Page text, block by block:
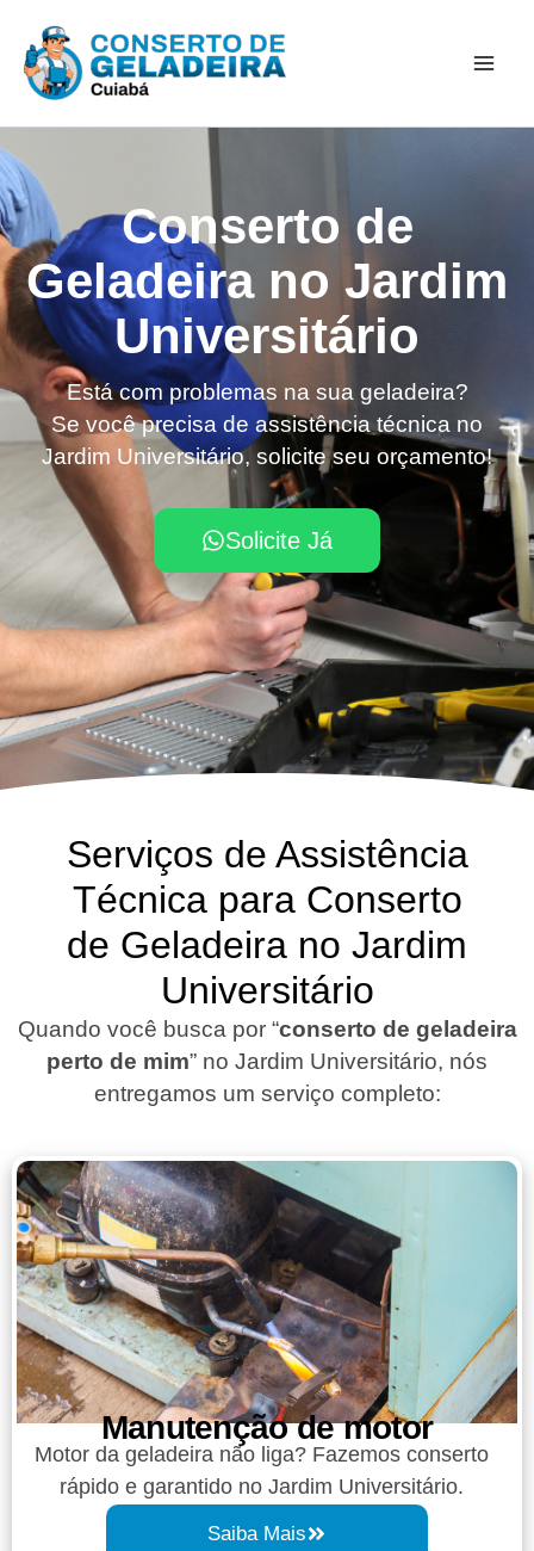
para
Conserto de
Geladeira no Jardim
Universitário
Está com problemas na sua geladeira?
Se você precisa de assistência técnica no
Jardim Universitário, solicite seu orçamento!
Solicite Já
Serviços de Assistência
Técnica para Conserto
de Geladeira no Jardim
Universitário
Quando você busca por “conserto de geladeira
perto de mim” no Jardim Universitário, nós
entregamos um serviço completo:
Manutenção de motor
Motor da geladeira não liga? Fazemos conserto
rápido e garantido no Jardim Universitário.
Saiba Mais